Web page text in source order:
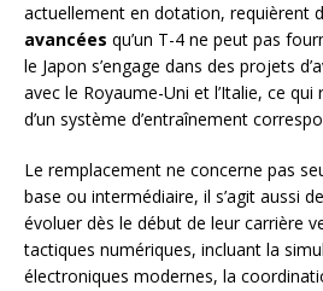
actuellement en dotation, requièrent
avancées qu’un T-4 ne peut pas
le Japon s’engage dans des projets
avec le Royaume-Uni et l’Italie, ce
d’un système d’entraînement
Le remplacement ne concerne pas
base ou intermédiaire, il s’agit aussi
évoluer dès le début de leur carrière
tactiques numériques, incluant la
électroniques modernes, la